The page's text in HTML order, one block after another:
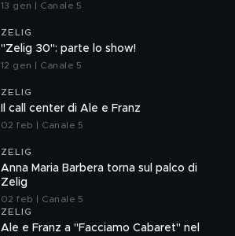
13 gen | Canale 5
ZELIG
"Zelig 30": parte lo show!
12 gen | Canale 5
ZELIG
Il call center di Ale e Franz
02 feb | Canale 5
ZELIG
Anna Maria Barbera torna sul palco di
Zelig
02 feb | Canale 5
ZELIG
Ale e Franz a "Facciamo Cabaret" nel